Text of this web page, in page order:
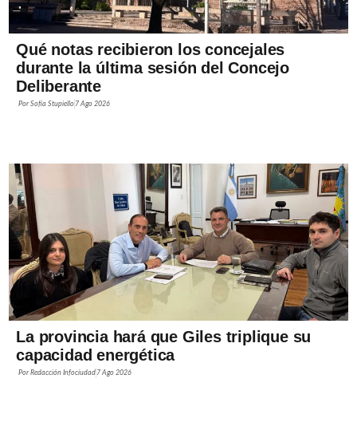
Qué notas recibieron los concejales
durante la última sesión del Concejo
Deliberante
PorSofía Stupiello 7 Ago 2026
La provincia hará que Giles triplique su
capacidad energética
PorRedacción Infociudad 7 Ago 2026